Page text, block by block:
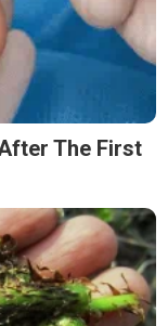
The First